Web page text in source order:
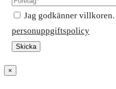
Jag godkänner
personuppgiftspolicy
×